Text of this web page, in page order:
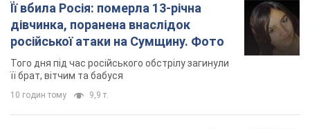
Її вбила Росія: померла 13-річна
дівчинка, поранена внаслідок
російської атаки на Сумщину. Фото
Того дня під час російського обстрілу загинули
її брат, вітчим та бабуся
10 годин тому 9,9 т.